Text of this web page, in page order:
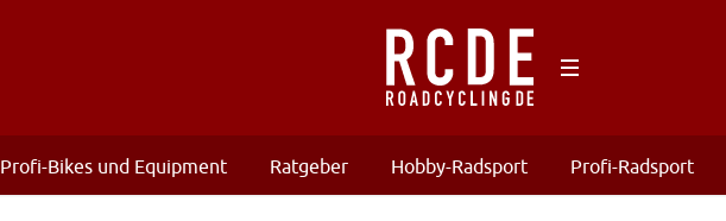
Profi-Bikes und Equipment Ratgeber Hobby-Radsport Profi-Radsport